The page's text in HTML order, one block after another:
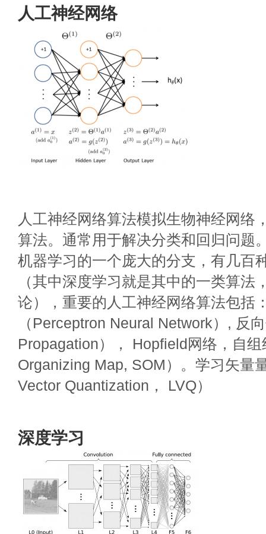
人工神经网络
人工神经网络算法模拟生物神经网络
算法。通常用于解决分类和回归问题
机器学习的一个庞大的分支，有几百
（其中深度学习就是其中的一类算法
论），重要的人工神经网络算法包括
（Perceptron Neural Network）, 反
Propagation）， Hopfield网络，自
Organizing Map, SOM）。学习矢量
Vector Quantization， LVQ）
深度学习